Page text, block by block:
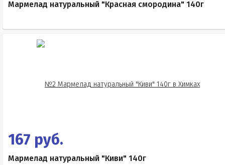
Мармелад натуральный "Красная смородина" 140г
167 руб.
Мармелад натуральный "Киви" 140г